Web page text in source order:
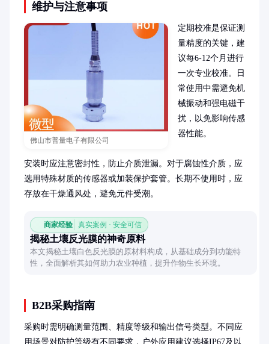
维护与注意事项
佛山市普量电子有限公司
定期校准是保证测
量精度的关键，建
议每6-12个月进行
一次专业校准。日
常使用中需避免机
械振动和强电磁干
扰，以免影响传感
器性能。
安装时应注意密封性，防止介质泄漏。对于腐蚀性介质，应
选用特殊材质的传感器或加装保护套管。长期不使用时，应
存放在干燥通风处，避免元件受潮。
商家经验 真实案例 · 安全可信
揭秘土壤反光膜的神奇原料
本文揭秘土壤白色反光膜的原材料构成，从基础成分到功能特
性，全面解析其如何助力农业种植，提升作物生长环境。
B2B采购指南
采购时需明确测量范围、精度等级和输出信号类型。不同应
用场景对防护等级有不同要求，户外应用建议选择IP67及以